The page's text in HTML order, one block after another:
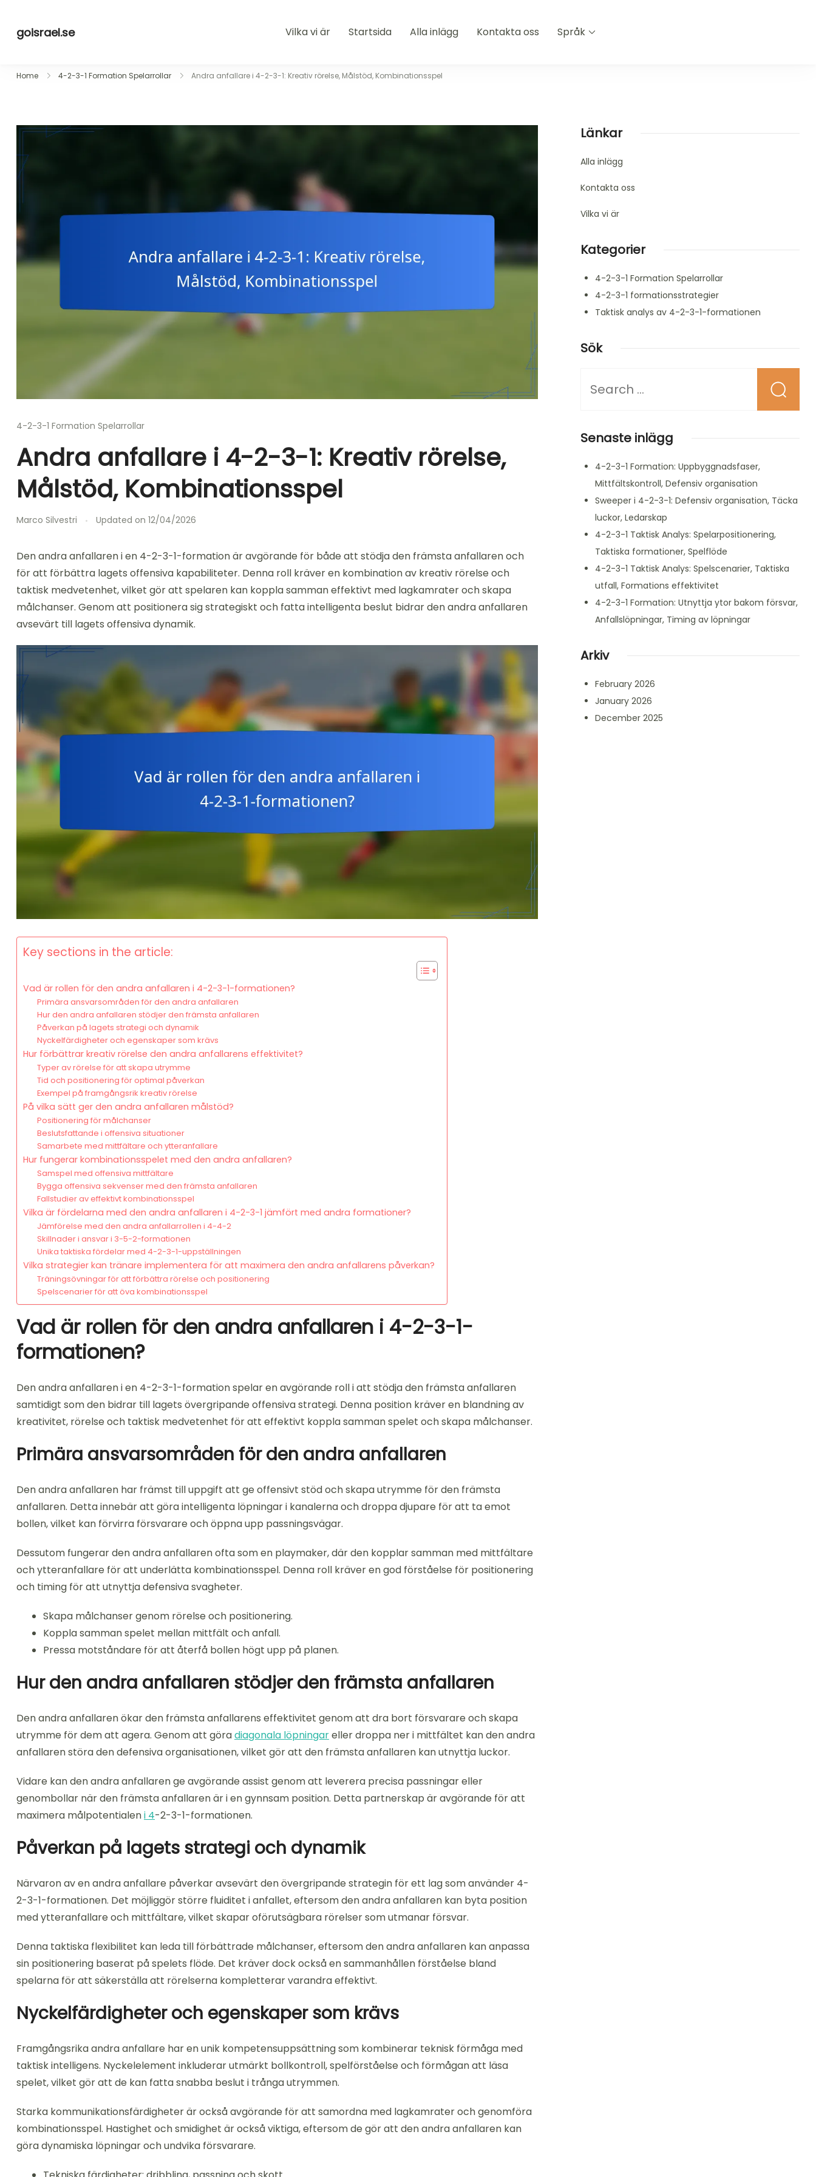
content
goisrael.se Vilka vi är Startsida Alla inlägg Kontakta oss Språk
Home 4-2-3-1 Formation Spelarrollar Andra anfallare i 4-2-3-1: Kreativ rörelse, Målstöd, Kombinationsspel
4-2-3-1 Formation Spelarrollar
Andra anfallare i 4-2-3-1: Kreativ rörelse,
Målstöd, Kombinationsspel
Marco Silvestri Updated on 12/04/2026
Den andra anfallaren i en 4-2-3-1-formation är avgörande för både att stödja den främsta anfallaren och
för att förbättra lagets offensiva kapabiliteter. Denna roll kräver en kombination av kreativ rörelse och
taktisk medvetenhet, vilket gör att spelaren kan koppla samman effektivt med lagkamrater och skapa
målchanser. Genom att positionera sig strategiskt och fatta intelligenta beslut bidrar den andra anfallaren
avsevärt till lagets offensiva dynamik.
Key sections in the article:
Vad är rollen för den andra anfallaren i 4-2-3-1-formationen?
Primära ansvarsområden för den andra anfallaren
Hur den andra anfallaren stödjer den främsta anfallaren
Påverkan på lagets strategi och dynamik
Nyckelfärdigheter och egenskaper som krävs
Hur förbättrar kreativ rörelse den andra anfallarens effektivitet?
Typer av rörelse för att skapa utrymme
Tid och positionering för optimal påverkan
Exempel på framgångsrik kreativ rörelse
På vilka sätt ger den andra anfallaren målstöd?
Positionering för målchanser
Beslutsfattande i offensiva situationer
Samarbete med mittfältare och ytteranfallare
Hur fungerar kombinationsspelet med den andra anfallaren?
Samspel med offensiva mittfältare
Bygga offensiva sekvenser med den främsta anfallaren
Fallstudier av effektivt kombinationsspel
Vilka är fördelarna med den andra anfallaren i 4-2-3-1 jämfört med andra formationer?
Jämförelse med den andra anfallarrollen i 4-4-2
Skillnader i ansvar i 3-5-2-formationen
Unika taktiska fördelar med 4-2-3-1-uppställningen
Vilka strategier kan tränare implementera för att maximera den andra anfallarens påverkan?
Träningsövningar för att förbättra rörelse och positionering
Spelscenarier för att öva kombinationsspel
Vad är rollen för den andra anfallaren i 4-2-3-1-
formationen?
Den andra anfallaren i en 4-2-3-1-formation spelar en avgörande roll i att stödja den främsta anfallaren
samtidigt som den bidrar till lagets övergripande offensiva strategi. Denna position kräver en blandning av
kreativitet, rörelse och taktisk medvetenhet för att effektivt koppla samman spelet och skapa målchanser.
Primära ansvarsområden för den andra anfallaren
Den andra anfallaren har främst till uppgift att ge offensivt stöd och skapa utrymme för den främsta
anfallaren. Detta innebär att göra intelligenta löpningar i kanalerna och droppa djupare för att ta emot
bollen, vilket kan förvirra försvarare och öppna upp passningsvägar.
Dessutom fungerar den andra anfallaren ofta som en playmaker, där den kopplar samman med mittfältare
och ytteranfallare för att underlätta kombinationsspel. Denna roll kräver en god förståelse för positionering
och timing för att utnyttja defensiva svagheter.
Skapa målchanser genom rörelse och positionering.
Koppla samman spelet mellan mittfält och anfall.
Pressa motståndare för att återfå bollen högt upp på planen.
Hur den andra anfallaren stödjer den främsta anfallaren
Den andra anfallaren ökar den främsta anfallarens effektivitet genom att dra bort försvarare och skapa
utrymme för dem att agera. Genom att göradiagonala löpningareller droppa ner i mittfältet kan den andra
anfallaren störa den defensiva organisationen, vilket gör att den främsta anfallaren kan utnyttja luckor.
Vidare kan den andra anfallaren ge avgörande assist genom att leverera precisa passningar eller
genombollar när den främsta anfallaren är i en gynnsam position. Detta partnerskap är avgörande för att
maximera målpotentialeni 4-2-3-1-formationen.
Påverkan på lagets strategi och dynamik
Närvaron av en andra anfallare påverkar avsevärt den övergripande strategin för ett lag som använder 4-
2-3-1-formationen. Det möjliggör större fluiditet i anfallet, eftersom den andra anfallaren kan byta position
med ytteranfallare och mittfältare, vilket skapar oförutsägbara rörelser som utmanar försvar.
Denna taktiska flexibilitet kan leda till förbättrade målchanser, eftersom den andra anfallaren kan anpassa
sin positionering baserat på spelets flöde. Det kräver dock också en sammanhållen förståelse bland
spelarna för att säkerställa att rörelserna kompletterar varandra effektivt.
Nyckelfärdigheter och egenskaper som krävs
Framgångsrika andra anfallare har en unik kompetensuppsättning som kombinerar teknisk förmåga med
taktisk intelligens. Nyckelelement inkluderar utmärkt bollkontroll, spelförståelse och förmågan att läsa
spelet, vilket gör att de kan fatta snabba beslut i trånga utrymmen.
Starka kommunikationsfärdigheter är också avgörande för att samordna med lagkamrater och genomföra
kombinationsspel. Hastighet och smidighet är också viktiga, eftersom de gör att den andra anfallaren kan
göra dynamiska löpningar och undvika försvarare.
Länkar
Alla inlägg
Kontakta oss
Vilka vi är
Kategorier
4-2-3-1 Formation Spelarrollar
4-2-3-1 formationsstrategier
Taktisk analys av 4-2-3-1-formationen
Sök
for
Senaste inlägg
4-2-3-1 Formation: Uppbyggnadsfaser,
Mittfältskontroll, Defensiv organisation
Sweeper i 4-2-3-1: Defensiv organisation, Täcka
luckor, Ledarskap
4-2-3-1 Taktisk Analys: Spelarpositionering,
Taktiska formationer, Spelflöde
4-2-3-1 Taktisk Analys: Spelscenarier, Taktiska
utfall, Formations effektivitet
4-2-3-1 Formation: Utnyttja ytor bakom försvar,
Anfallslöpningar, Timing av löpningar
Arkiv
February 2026
January 2026
December 2025